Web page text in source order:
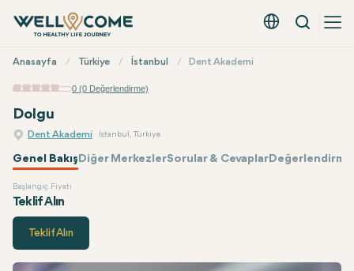
Türkçe - EUR
Arama
Menü
Anasayfa Türkiye İstanbul Dent Akademi
0 (0 Değerlendirme)
Dolgu
Dent Akademi İstanbul, Türkiye
Genel BakışDiğer MerkezlerSorular & Cevaplar
Başlangıç Fiyatı
Teklif Alın
Dent Akademi
Teklif Alın